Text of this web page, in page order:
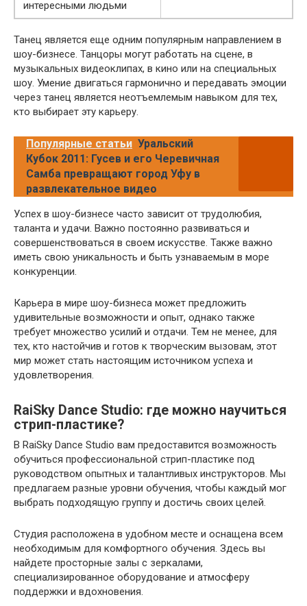
интересными людьми
Танец является еще одним популярным направлением в
шоу-бизнесе. Танцоры могут работать на сцене, в
музыкальных видеоклипах, в кино или на специальных
шоу. Умение двигаться гармонично и передавать эмоции
через танец является неотъемлемым навыком для тех,
кто выбирает эту карьеру.
Популярные статьи Уральский
Кубок 2011: Гусев и его Черевичная
Самба превращают город Уфу в
развлекательное видео
Успех в шоу-бизнесе часто зависит от трудолюбия,
таланта и удачи. Важно постоянно развиваться и
совершенствоваться в своем искусстве. Также важно
иметь свою уникальность и быть узнаваемым в море
конкуренции.
Карьера в мире шоу-бизнеса может предложить
удивительные возможности и опыт, однако также
требует множество усилий и отдачи. Тем не менее, для
тех, кто настойчив и готов к творческим вызовам, этот
мир может стать настоящим источником успеха и
удовлетворения.
RaiSky Dance Studio: где можно научиться
стрип-пластике?
В RaiSky Dance Studio вам предоставится возможность
обучиться профессиональной стрип-пластике под
руководством опытных и талантливых инструкторов. Мы
предлагаем разные уровни обучения, чтобы каждый мог
выбрать подходящую группу и достичь своих целей.
Студия расположена в удобном месте и оснащена всем
необходимым для комфортного обучения. Здесь вы
найдете просторные залы с зеркалами,
специализированное оборудование и атмосферу
поддержки и вдохновения.